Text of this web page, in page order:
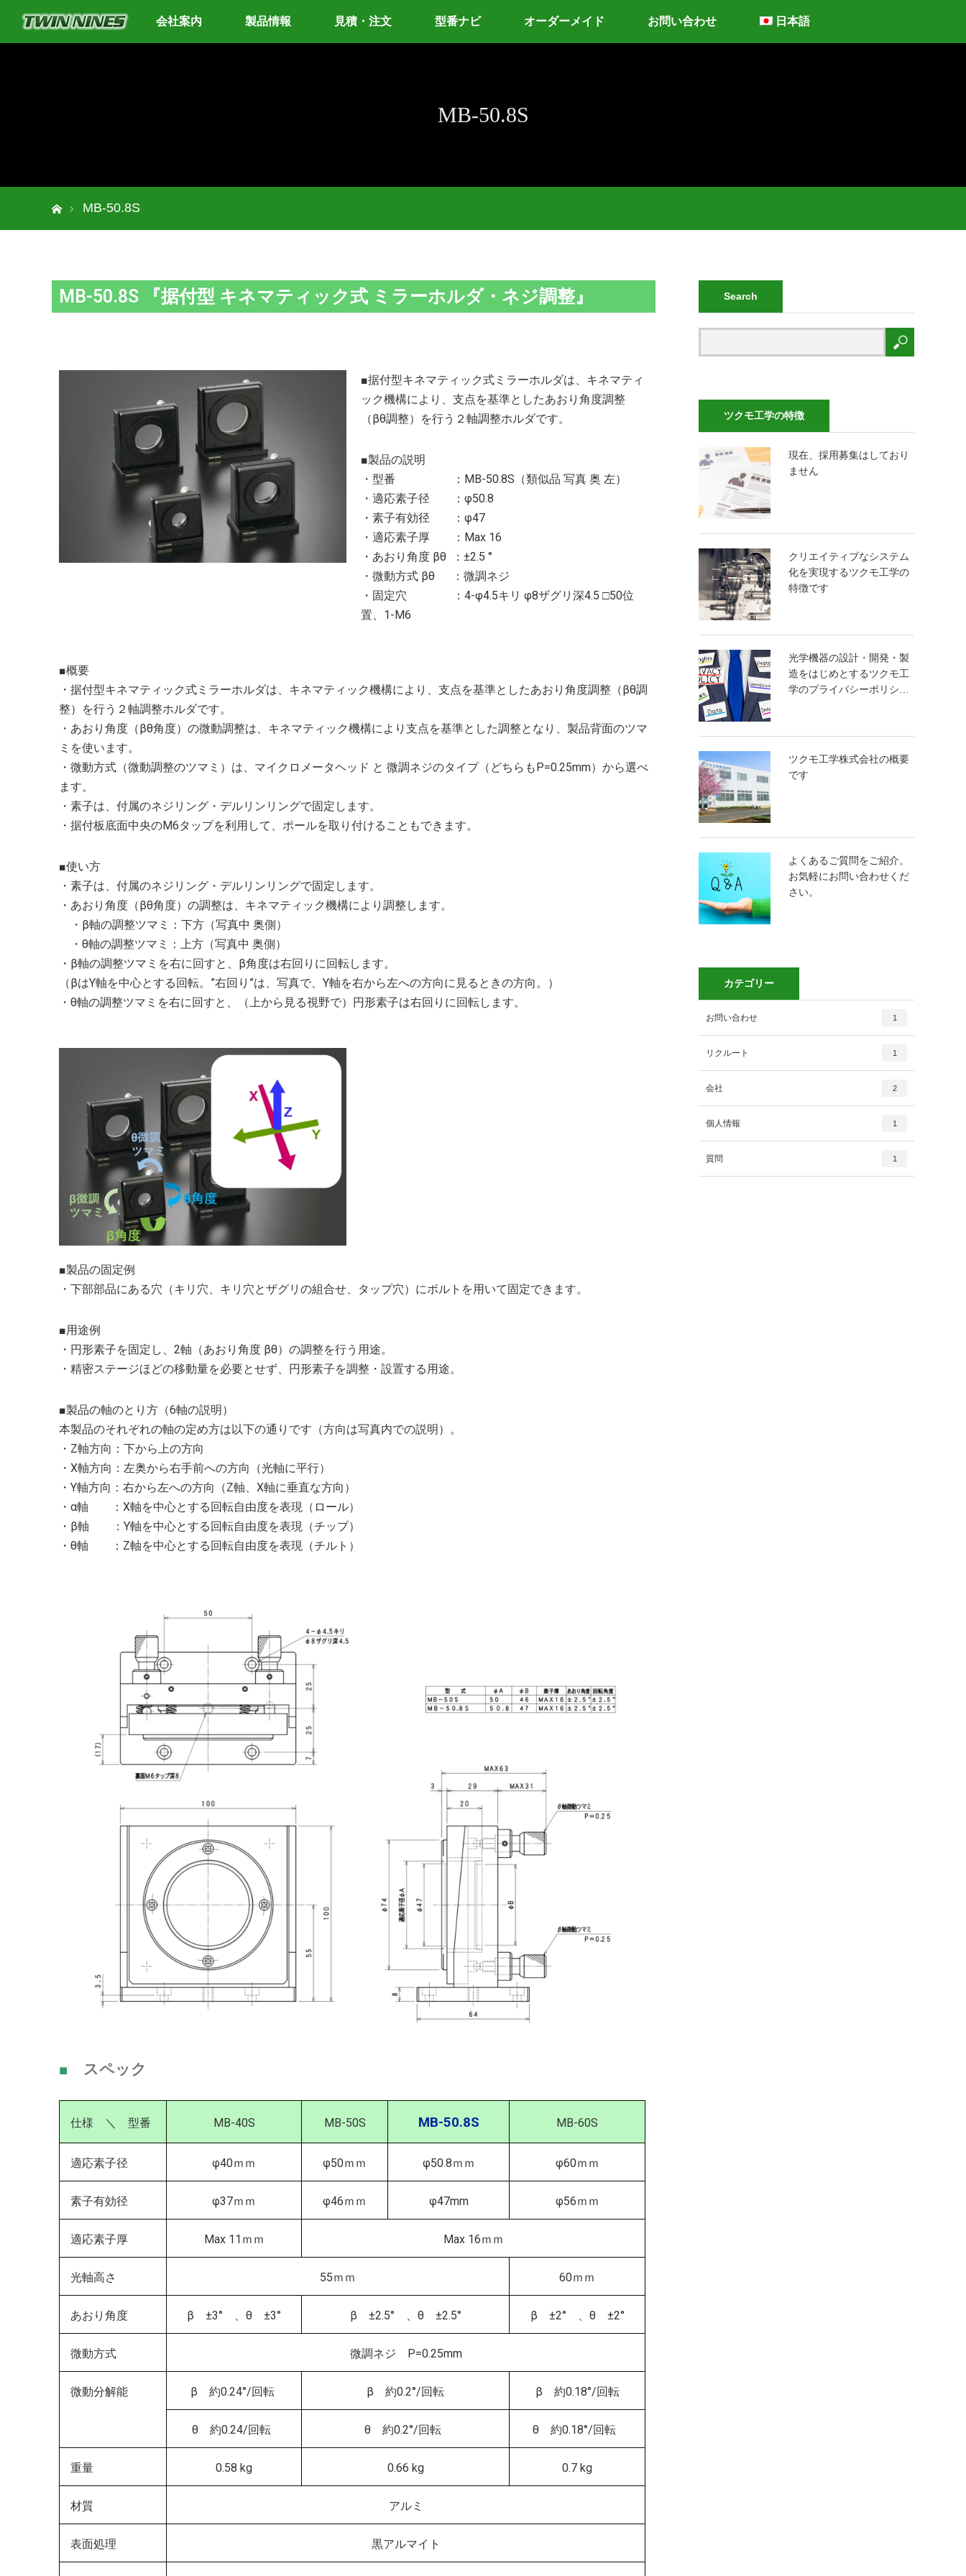
会社案内 製品情報 見積・注文 型番ナビ オーダーメイド お問い合わせ 日本語
MB-50.8S
MB-50.8S
MB-50.8S 『据付型 キネマティック式 ミラーホルダ・ネジ調整』
■据付型キネマティック式ミラーホルダは、キネマティ
ック機構により、支点を基準としたあおり角度調整
（βθ調整）を行う２軸調整ホルダです。
■製品の説明
・型番 ：MB-50.8S（類似品 写真 奥 左）
・適応素子径 ：φ50.8
・素子有効径 ：φ47
・適応素子厚 ：Max 16
・あおり角度 βθ ：±2.5 °
・微動方式 βθ ：微調ネジ
・固定穴 ：4-φ4.5キリ φ8ザグリ深4.5 □50位
置、1-M6
■概要
・据付型キネマティック式ミラーホルダは、キネマティック機構により、支点を基準としたあおり角度調整（βθ調
整）を行う２軸調整ホルダです。
・あおり角度（βθ角度）の微動調整は、キネマティック機構により支点を基準とした調整となり、製品背面のツマ
ミを使います。
・微動方式（微動調整のツマミ）は、マイクロメータヘッド と 微調ネジのタイプ（どちらもP=0.25mm）から選べ
ます。
・素子は、付属のネジリング・デルリンリングで固定します。
・据付板底面中央のM6タップを利用して、ポールを取り付けることもできます。
■使い方
・素子は、付属のネジリング・デルリンリングで固定します。
・あおり角度（βθ角度）の調整は、キネマティック機構により調整します。
・β軸の調整ツマミ：下方（写真中 奥側）
・θ軸の調整ツマミ：上方（写真中 奥側）
・β軸の調整ツマミを右に回すと、β角度は右回りに回転します。
（βはY軸を中心とする回転。”右回り”は、写真で、Y軸を右から左への方向に見るときの方向。）
・θ軸の調整ツマミを右に回すと、（上から見る視野で）円形素子は右回りに回転します。
■製品の固定例
・下部部品にある穴（キリ穴、キリ穴とザグリの組合せ、タップ穴）にボルトを用いて固定できます。
■用途例
・円形素子を固定し、2軸（あおり角度 βθ）の調整を行う用途。
・精密ステージほどの移動量を必要とせず、円形素子を調整・設置する用途。
■製品の軸のとり方（6軸の説明）
本製品のそれぞれの軸の定め方は以下の通りです（方向は写真内での説明）。
・Z軸方向：下から上の方向
・X軸方向：左奥から右手前への方向（光軸に平行）
・Y軸方向：右から左への方向（Z軸、X軸に垂直な方向）
・α軸 ：X軸を中心とする回転自由度を表現（ロール）
・β軸 ：Y軸を中心とする回転自由度を表現（チップ）
・θ軸 ：Z軸を中心とする回転自由度を表現（チルト）
■ スペック
仕様 ＼ 型番 MB-40S MB-50S MB-50.8S MB-60S
適応素子径 φ40ｍｍ φ50ｍｍ φ50.8ｍｍ φ60ｍｍ
素子有効径 φ37ｍｍ φ46ｍｍ φ47mm φ56ｍｍ
適応素子厚 Max 11ｍｍ Max 16ｍｍ
光軸高さ 55ｍｍ 60ｍｍ
あおり角度 β ±3° 、θ ±3° β ±2.5° 、θ ±2.5° β ±2° 、θ ±2°
微動方式 微調ネジ P=0.25mm
微動分解能 β 約0.24°/回転 β 約0.2°/回転 β 約0.18°/回転
θ 約0.24/回転 θ 約0.2°/回転 θ 約0.18°/回転
重量 0.58 kg 0.66 kg 0.7 kg
材質 アルミ
表面処理 黒アルマイト
Search
ツクモ工学の特徴
現在、採用募集はしており
ません
クリエイティブなシステム
化を実現するツクモ工学の
特徴です
光学機器の設計・開発・製
造をはじめとするツクモ工
学のプライバシーポリシ…
ツクモ工学株式会社の概要
です
よくあるご質問をご紹介。
お気軽にお問い合わせくだ
さい。
カテゴリー
お問い合わせ 1
リクルート 1
会社 2
個人情報 1
質問 1